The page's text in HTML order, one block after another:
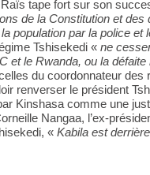
tape fort sur son
de la Constitution et des
population par la police et
Tshisekedi « ne
et le Rwanda, ou la
du coordonnateur des
renverser le président
Kinshasa comme une
Nangaa, l’ex-
« Kabila est